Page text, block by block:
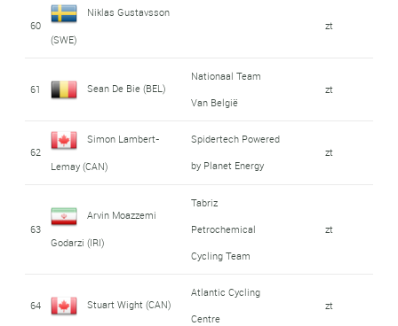
60
Niklas Gustavsson
(SWE)
zt
61 Sean De Bie (BEL)
Nationaal Team
Van België
zt
62
Simon Lambert-
Lemay (CAN)
Spidertech Powered
by Planet Energy
zt
63
Arvin Moazzemi
Godarzi (IRI)
Tabriz
Petrochemical
Cycling Team
zt
64 Stuart Wight (CAN)
Atlantic Cycling
Centre
zt